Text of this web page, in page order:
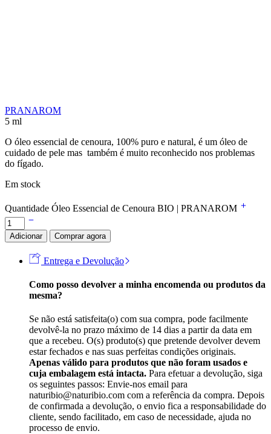
PRANAROM
5 ml
O óleo essencial de cenoura, 100% puro e natural, é um óleo de
cuidado de pele mas também é muito reconhecido nos problemas
do fígado.
Em stock
Quantidade Óleo Essencial de Cenoura BIO | PRANAROM
Adicionar Comprar agora
Entrega e Devolução
Como posso devolver a minha encomenda ou produtos da
mesma?
Se não está satisfeita(o) com sua compra, pode facilmente
devolvê-la no prazo máximo de 14 dias a partir da data em
que a recebeu. O(s) produto(s) que pretende devolver devem
estar fechados e nas suas perfeitas condições originais.
Apenas válido para produtos que não foram usados e
cuja embalagem está intacta. Para efetuar a devolução, siga
os seguintes passos: Envie-nos email para
naturibio@naturibio.com com a referência da compra. Depois
de confirmada a devolução, o envio fica a responsabilidade do
cliente, sendo facilitado, em caso de necessidade, ajuda no
processo de envio.